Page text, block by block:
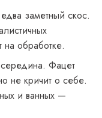
заметный скос.
на обработке.
Фацет
не кричит о себе.
и ванных —